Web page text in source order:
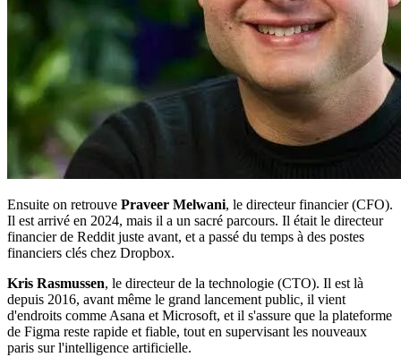
Ensuite on retrouve Praveer Melwani, le directeur financier (CFO).
Il est arrivé en 2024, mais il a un sacré parcours. Il était le directeur
financier de Reddit juste avant, et a passé du temps à des postes
financiers clés chez Dropbox.
Kris Rasmussen, le directeur de la technologie (CTO). Il est là
depuis 2016, avant même le grand lancement public, il vient
d'endroits comme Asana et Microsoft, et il s'assure que la plateforme
de Figma reste rapide et fiable, tout en supervisant les nouveaux
paris sur l'intelligence artificielle.